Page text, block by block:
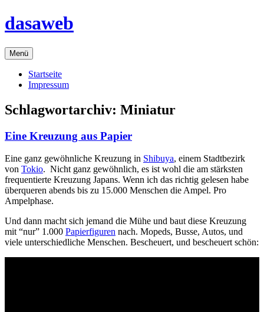
Zum
Inhalt
dasaweb
Menü
Startseite
Impressum
Schlagwortarchiv: Miniatur
Eine Kreuzung aus Papier
Eine ganz gewöhnliche Kreuzung in Shibuya, einem Stadtbezirk
von Tokio. Nicht ganz gewöhnlich, es ist wohl die am stärksten
frequentierte Kreuzung Japans. Wenn ich das richtig gelesen habe
überqueren abends bis zu 15.000 Menschen die Ampel. Pro
Ampelphase.
Und dann macht sich jemand die Mühe und baut diese Kreuzung
mit “nur” 1.000 Papierfiguren nach. Mopeds, Busse, Autos, und
viele unterschiedliche Menschen. Bescheuert, und bescheuert schön: